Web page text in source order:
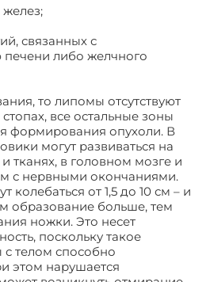
желез;
связанных с
либо желчного
то липомы отсутствуют
все остальные зоны
формирования опухоли. В
могут развиваться на
тканях, в головном мозге и
с нервными окончаниями.
колебаться от 1,5 до 10 см – и
образование больше, тем
ножки. Это несет
поскольку такое
телом способно
этом нарушается